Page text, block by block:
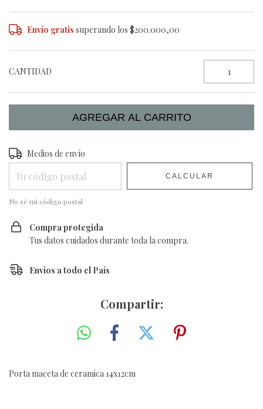
Envío gratis superando los$200.000,00
CANTIDAD
Entregas para el CP:
Medios de envío
CALCULAR
No sé mi código postal
Compra protegida
Tus datos cuidados durante toda la compra.
Envios a todo el País
Compartir:
Porta maceta de ceramica 14x12cm